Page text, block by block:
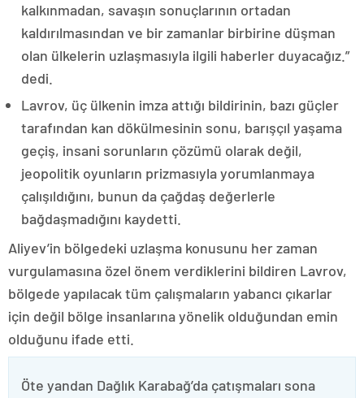
kalkınmadan, savaşın sonuçlarının ortadan
kaldırılmasından ve bir zamanlar birbirine düşman
olan ülkelerin uzlaşmasıyla ilgili haberler duyacağız.”
dedi.
Lavrov, üç ülkenin imza attığı bildirinin, bazı güçler
tarafından kan dökülmesinin sonu, barışçıl yaşama
geçiş, insani sorunların çözümü olarak değil,
jeopolitik oyunların prizmasıyla yorumlanmaya
çalışıldığını, bunun da çağdaş değerlerle
bağdaşmadığını kaydetti.
Aliyev’in bölgedeki uzlaşma konusunu her zaman
vurgulamasına özel önem verdiklerini bildiren Lavrov,
bölgede yapılacak tüm çalışmaların yabancı çıkarlar
için değil bölge insanlarına yönelik olduğundan emin
olduğunu ifade etti.
Öte yandan Dağlık Karabağ’da çatışmaları sona